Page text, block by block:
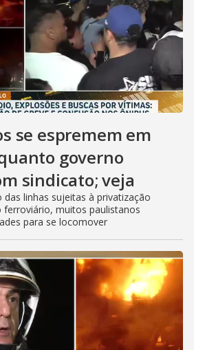
se espremem em
governo
sindicato; veja
das linhas sujeitas à privatização
ferroviário, muitos paulistanos
para se locomover